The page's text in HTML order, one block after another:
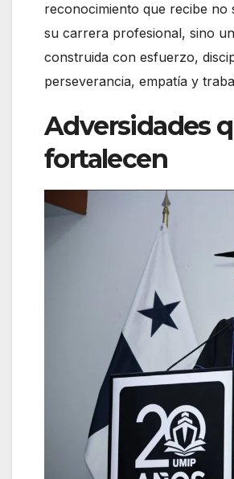
reconocimiento que recibe no
su carrera profesional, sino
construida con esfuerzo,
perseverancia, empatía y
Adversidades
fortalecen